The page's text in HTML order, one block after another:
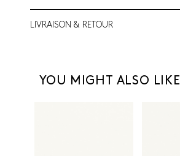
LIVRAISON & RETOUR
YOU MIGHT ALSO LIKE